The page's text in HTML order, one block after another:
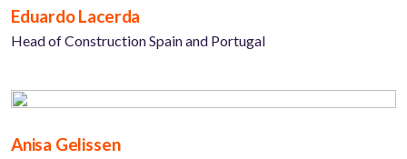
Eduardo Lacerda
Head of Construction Spain and Portugal
Anisa Gelissen